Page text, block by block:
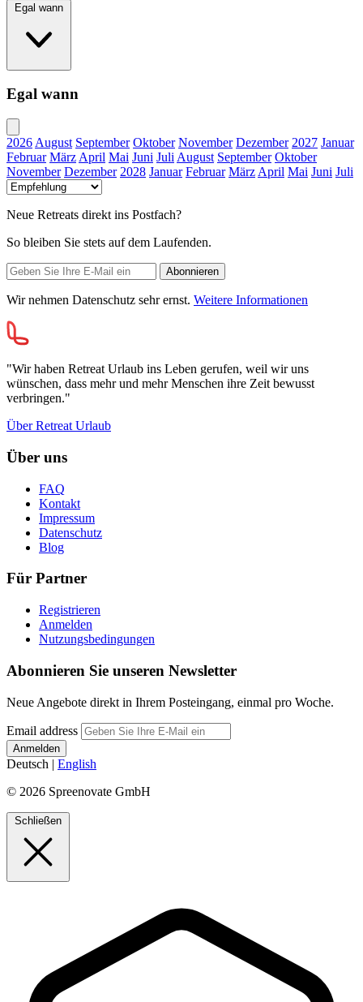
Egal wann
Egal wann
2026 August September Oktober November Dezember 2027 Januar
Februar März April Mai Juni Juli August September Oktober
November Dezember 2028 Januar Februar März April Mai Juni Juli
Neue Retreats direkt ins Postfach?
So bleiben Sie stets auf dem Laufenden.
Wir nehmen Datenschutz sehr ernst. Weitere Informationen
"Wir haben Retreat Urlaub ins Leben gerufen, weil wir uns
wünschen, dass mehr und mehr Menschen ihre Zeit bewusst
verbringen."
Über Retreat Urlaub
Über uns
FAQ
Kontakt
Impressum
Datenschutz
Blog
Für Partner
Registrieren
Anmelden
Nutzungsbedingungen
Abonnieren Sie unseren Newsletter
Neue Angebote direkt in Ihrem Posteingang, einmal pro Woche.
Email address
Deutsch | English
© 2026 Spreenovate GmbH
Schließen